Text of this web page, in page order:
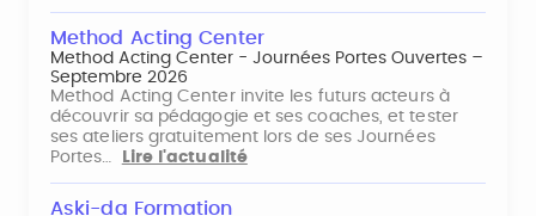
Method Acting Center
Method Acting Center - Journées Portes Ouvertes –
Septembre 2026
Method Acting Center invite les futurs acteurs à
découvrir sa pédagogie et ses coaches, et tester
ses ateliers gratuitement lors de ses Journées
Portes…
Lire l'actualité
Aski-da Formation